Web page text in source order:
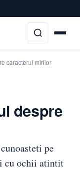
caracterul mirilor
despre
pe
cu ochii atintit